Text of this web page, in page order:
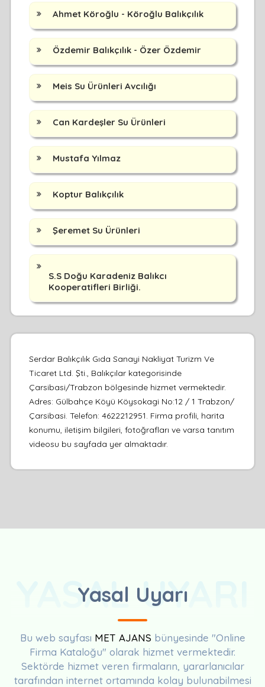
Ahmet Köroğlu - Köroğlu Balıkçılık
Özdemir Balıkçılık - Özer Özdemir
Meis Su Ürünleri Avcılığı
Can Kardeşler Su Ürünleri
Mustafa Yılmaz
Koptur Balıkçılık
Şeremet Su Ürünleri
S.S Doğu Karadeniz Balıkcı
Kooperatifleri Birliği.
Serdar Balıkçılık Gıda Sanayi Nakliyat Turizm Ve
Ticaret Ltd. Şti., Balıkçılar kategorisinde
Çarsibasi/Trabzon bölgesinde hizmet vermektedir.
Adres: Gülbahçe Köyü Köysokagi No:12 / 1 Trabzon/
Çarsibasi. Telefon: 4622212951. Firma profili, harita
konumu, iletişim bilgileri, fotoğrafları ve varsa tanıtım
videosu bu sayfada yer almaktadır.
Yasal Uyarı
YASAL UYARI
Bu web sayfası MET AJANS bünyesinde "Online
Firma Kataloğu" olarak hizmet vermektedir.
Sektörde hizmet veren firmaların, yararlanıcılar
tarafından internet ortamında kolay bulunabilmesi